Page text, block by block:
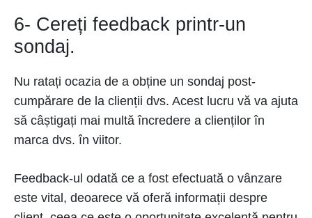
6- Cereți feedback printr-un
sondaj.
Nu ratați ocazia de a obține un sondaj post-
cumpărare de la clienții dvs. Acest lucru vă va ajuta
să câștigați mai multă încredere a clienților în
marca dvs. în viitor.
Feedback-ul odată ce a fost efectuată o vânzare
este vital, deoarece vă oferă informații despre